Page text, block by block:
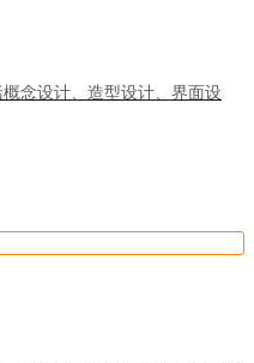
念设计、造型设计、界面设
合作，确保设计的可行性和生
需要承担项目管理和跟客户沟